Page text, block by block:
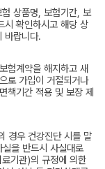
상품명, 보험기간, 보
시 확인하시고 해당 상
바랍니다.
험계약을 해지하고 새
로 가입이 거절되거나
책기간 적용 및 보장 제
경우 건강진단 시를 말
을 반드시 사실대로
기관)의 규정에 의한